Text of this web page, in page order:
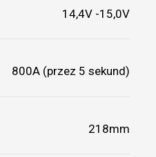
14,4V -15,0V
800A (przez 5 sekund)
218mm